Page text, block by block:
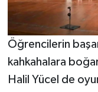
Öğrencilerin
kahkahalara
Halil Yücel de